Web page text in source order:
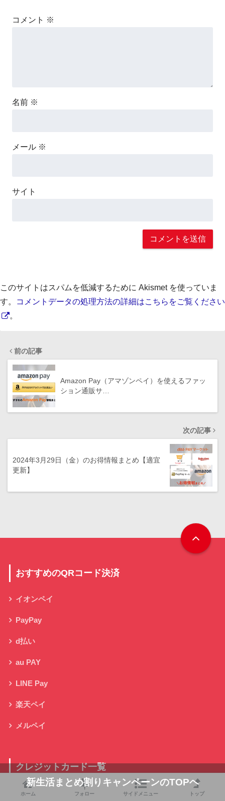
コメント ※
名前 ※
メール ※
サイト
このサイトはスパムを低減するために Akismet を使っていま
す。
コメントデータの処理方法の詳細はこちらをご覧ください
。
前の記事
Amazon Pay（アマゾンペイ）を使えるファッ
ション通販サ…
次の記事
2024年3月29日（金）のお得情報まとめ【適宜
更新】
おすすめのQRコード決済
イオンペイ
PayPay
d払い
au PAY
LINE Pay
楽天ペイ
メルペイ
クレジットカード一覧
PayPayカード
新生活まとめ割りキャンペーンのTOPヘ
ホーム フォロー サイドメニュー トップ